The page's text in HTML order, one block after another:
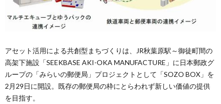
アセット活用による共創型まちづくりは、JR秋葉原駅～御徒町間の
高架下施設「SEEKBASE AKI-OKA MANUFACTURE」に日本郵政グ
ループの「みらいの郵便局」プロジェクトとして「SOZO BOX」を
2月29日に開設。既存の郵便局の枠にとらわれず新しい価値の提供
を目指す。